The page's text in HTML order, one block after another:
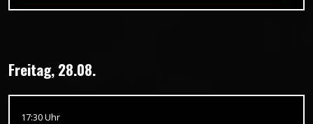
Freitag, 28.08.
17:30 Uhr